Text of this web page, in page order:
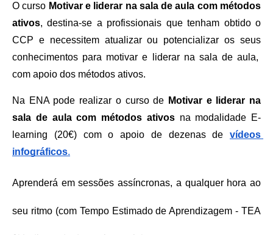
O curso Motivar e liderar na sala de aula com métodos
ativos, destina-se a profissionais que tenham obtido o
CCP e necessitem atualizar ou potencializar os seus
conhecimentos para motivar e liderar na sala de aula,
com apoio dos métodos ativos.
Na ENA pode realizar o curso de Motivar e liderar na
sala de aula com métodos ativos na modalidade E-
learning (20€) com o apoio de dezenas de vídeos
infográficos.
Aprenderá em sessões assíncronas, a qualquer hora ao
seu ritmo (com Tempo Estimado de Aprendizagem - TEA